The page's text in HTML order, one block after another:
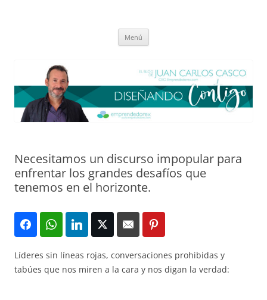
Menú
Necesitamos un discurso impopular para
enfrentar los grandes desafíos que
tenemos en el horizonte.
Líderes sin líneas rojas, conversaciones prohibidas y
tabúes que nos miren a la cara y nos digan la verdad: